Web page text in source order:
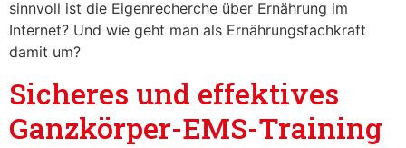
sinnvoll ist die Eigenrecherche über Ernährung im
Internet? Und wie geht man als Ernährungsfachkraft
damit um?
Sicheres und effektives
Ganzkörper-EMS-Training